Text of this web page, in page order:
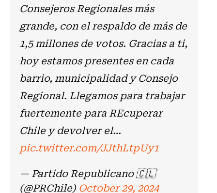
Consejeros Regionales más
grande, con el respaldo de más de
1,5 millones de votos. Gracias a ti,
hoy estamos presentes en cada
barrio, municipalidad y Consejo
Regional. Llegamos para trabajar
fuertemente para REcuperar
Chile y devolver el…
pic.twitter.com/JJthLtpUy1
— Partido Republicano 🇨🇱
(@PRChile)October 29, 2024